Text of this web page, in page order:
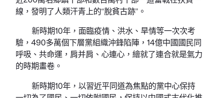
線，發明了人類汗青上的“脫貧古跡”。
新時期10年，面臨疫情、洪水、旱情等一次次考
驗，490多萬個下層黨組織沖鋒陷陣，14億中國國民同
呼吸、共命運，肩并肩、心連心，繪就了連合就是氣力
的時期畫卷。
新時期10年，以習近平同道為焦點的黨中心保持